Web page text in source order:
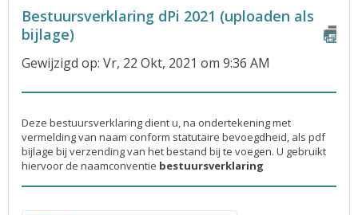
Bestuursverklaring dPi 2021 (uploaden als
bijlage)
Gewijzigd op: Vr, 22 Okt, 2021 om 9:36 AM
Deze bestuursverklaring dient u, na ondertekening met
vermelding van naam conform statutaire bevoegdheid, als pdf
bijlage bij verzending van het bestand bij te voegen. U gebruikt
hiervoor de naamconventie bestuursverklaring